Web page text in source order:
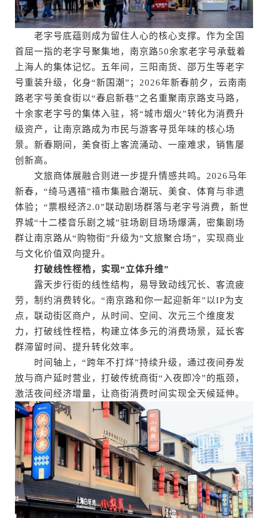
老字号底蕴则成为留住人心的核心支撑。作为全国
首屈一指的老字号聚集地，南京路50余家老字号承载着
上海人的集体记忆。五年间，三阳南货、邵万生等老字
号重装升级，化身“新国潮”；2026年新春前夕，云南南
路老字号美食街以“春启新巷”之名重聚南京路支马路，
十余家老字号的集体入驻，将“城市烟火”转化为消费升
级资产，让南京路成为市民与游客寻觅年味的核心场
景。新春期间，美食街上客流涌动、一座难求，销售屡
创新高。
文旅商体展融合则进一步提升情感共鸣。2026马年
新春，“绮马遇禧”禧市集融合潮玩、美食、体育与非遗
体验；“票根经济2.0”联动剧场群落与老字号消费，新世
界城“十二楼音乐剧之城”驻场剧目场场爆满，密集剧场
群让南京路从“购物街”升级为“文旅聚合场”，实现商业
与文化价值双向提升。
打破线性桎梏，实现“立体升维”
露天步行街的线性结构，易导致动线冗长、客流疲
劳，制约消费转化。“南京路和你一起迎新年”以IP为支
点，联动街区商户，从时间、空间、次元三个维度发
力，打破线性桎梏，构建立体多元的消费场景，延长客
群滞留时间、提升转化效率。
时间轴上，“跨年不打烊”持续升级，通过夜间券发
放与商户延时营业，打破传统商街“入夜即冷”的瓶颈，
激活夜间经济增量，让商街消费时间实现全天候延伸。